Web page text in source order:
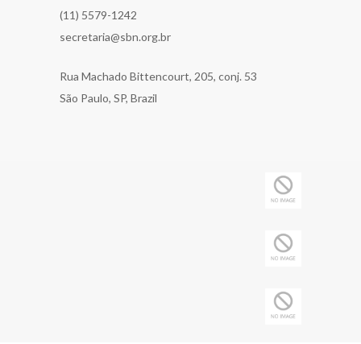
(11) 5579-1242
secretaria@sbn.org.br
Rua Machado Bittencourt, 205, conj. 53
São Paulo, SP, Brazil